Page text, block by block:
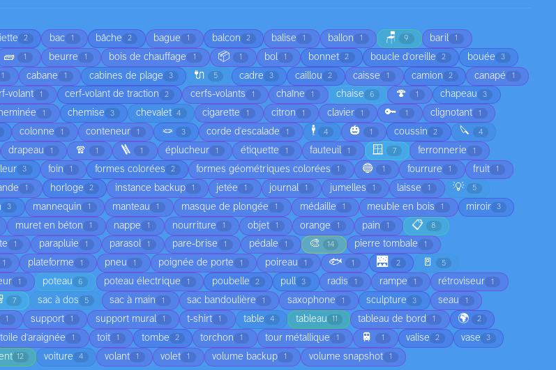
2 bac 1 bâche 2 bague 1 balcon 2 balise 1 ballon 1 🪑 9 baril 1
🧱 1 beurre 1 bois de chauffage 1 📦 1 bol 1 bonnet 2 boucle d'oreille 2 bouée 3
1 cabane 1 cabines de plage 3 🔌 5 cadre 3 caillou 2 caisse 1 camion 2 canapé 1
volant 1 cerf-volant de traction 2 cerfs-volants 1 chaîne 1 chaise 6 🍄 1 chapeau 3
1 chemise 3 chevalet 4 cigarette 1 citron 1 clavier 1 🔑 1 clignotant 1
colonne 1 conteneur 1 🪢 3 corde d'escalade 1 🕴️ 4 🎃 1 coussin 2 🔪 4
drapeau 1 🧣 1 🪜 1 éplucheur 1 étiquette 1 fauteuil 1 🪟 7 ferronnerie 1
3 foin 1 formes colorées 2 formes géométriques colorées 1 🔵 1 fourrure 1 fruit 1
1 horloge 2 instance backup 1 jetée 1 journal 1 jumelles 1 laisse 1 💡 5
3 mannequin 1 manteau 1 masque de plongée 1 médaille 1 meuble en bois 1 miroir 3
muret en béton 1 nappe 1 nourriture 1 objet 1 orange 1 pain 1 📋 8
1 parapluie 1 parasol 1 pare-brise 1 pédale 1 🎨 14 pierre tombale 1
1 plateforme 1 pneu 1 poignée de porte 1 poireau 1 🐟 1 🌉 2 🚪 5
1 poteau 6 poteau électrique 1 poubelle 2 pull 3 radis 1 rampe 1 rétroviseur 1
7 sac à dos 5 sac à main 1 sac bandoulière 1 saxophone 1 sculpture 3 seau 1
1 support 1 support mural 1 t-shirt 1 table 4 tableau 11 tableau de bord 1 🌍 2
toile d'araignée 1 toit 1 tombe 2 torchon 1 tour métallique 1 🚆 1 valise 2 vase 3
12 voiture 4 volant 1 volet 1 volume backup 1 volume snapshot 1